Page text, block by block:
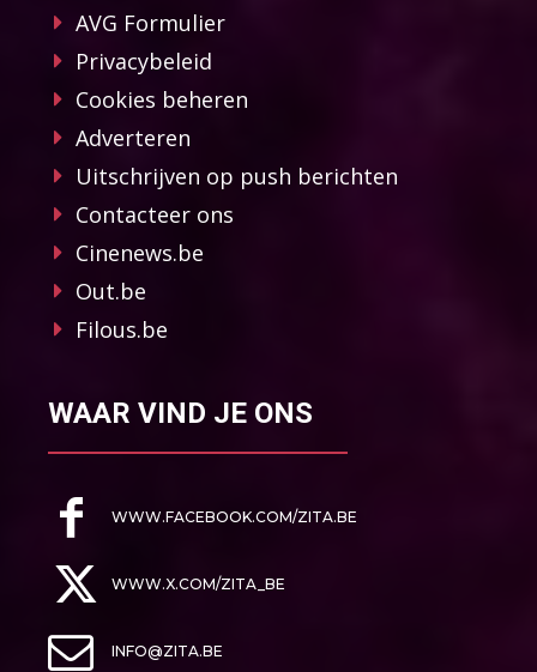
AVG Formulier
Privacybeleid
Cookies beheren
Adverteren
Uitschrijven op push berichten
Contacteer ons
Cinenews.be
Out.be
Filous.be
WAAR VIND JE ONS
WWW.FACEBOOK.COM/ZITA.BE
WWW.X.COM/ZITA_BE
INFO@ZITA.BE